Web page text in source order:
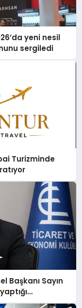
yeni nesil
sergiledi
Turizminde
Başkanı Sayın